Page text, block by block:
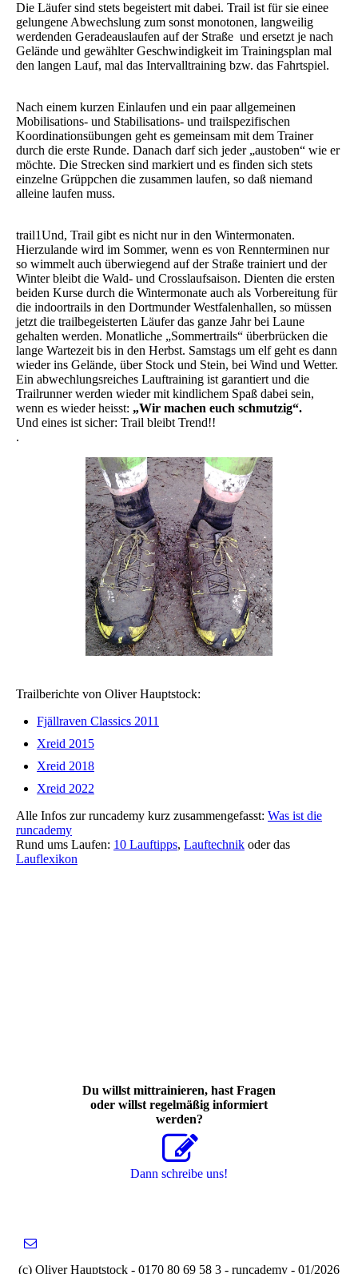
Die Läufer sind stets begeistert mit dabei. Trail ist für sie einee
gelungene Abwechslung zum sonst monotonen, langweilig
werdenden Geradeauslaufen auf der Straße und ersetzt je nach
Gelände und gewählter Geschwindigkeit im Trainingsplan mal
den langen Lauf, mal das Intervalltraining bzw. das Fahrtspiel.
Nach einem kurzen Einlaufen und ein paar allgemeinen
Mobilisations- und Stabilisations- und trailspezifischen
Koordinationsübungen geht es gemeinsam mit dem Trainer
durch die erste Runde. Danach darf sich jeder „austoben“ wie er
möchte. Die Strecken sind markiert und es finden sich stets
einzelne Grüppchen die zusammen laufen, so daß niemand
alleine laufen muss.
trail1Und, Trail gibt es nicht nur in den Wintermonaten.
Hierzulande wird im Sommer, wenn es von Rennterminen nur
so wimmelt auch überwiegend auf der Straße trainiert und der
Winter bleibt die Wald- und Crosslaufsaison. Dienten die ersten
beiden Kurse durch die Wintermonate auch als Vorbereitung für
die indoortrails in den Dortmunder Westfalenhallen, so müssen
jetzt die trailbegeisterten Läufer das ganze Jahr bei Laune
gehalten werden. Monatliche „Sommertrails“ überbrücken die
lange Wartezeit bis in den Herbst. Samstags um elf geht es dann
wieder ins Gelände, über Stock und Stein, bei Wind und Wetter.
Ein abwechlungsreiches Lauftraining ist garantiert und die
Trailrunner werden wieder mit kindlichem Spaß dabei sein,
wenn es wieder heisst: „Wir machen euch schmutzig“.
Und eines ist sicher: Trail bleibt Trend!!
.
Trailberichte von Oliver Hauptstock:
Fjällraven Classics 2011
Xreid 2015
Xreid 2018
Xreid 2022
Alle Infos zur runcademy kurz zusammengefasst: Was ist die
runcademy
Rund ums Laufen: 10 Lauftipps, Lauftechnik oder das
Lauflexikon
Du willst mittrainieren, hast Fragen
oder willst regelmäßig informiert
werden?
Dann schreibe uns!
(c) Oliver Hauptstock - 0170 80 69 58 3 - runcademy - 01/2026